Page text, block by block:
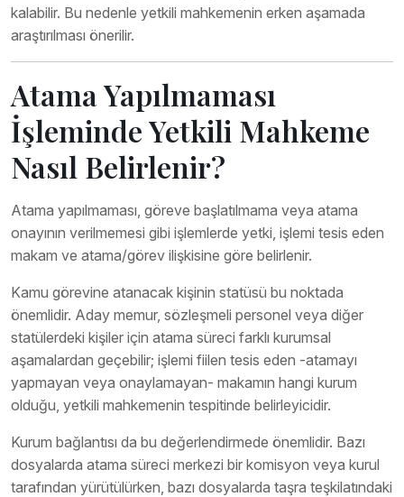
kalabilir. Bu nedenle yetkili mahkemenin erken aşamada
araştırılması önerilir.
Atama Yapılmaması
İşleminde Yetkili Mahkeme
Nasıl Belirlenir?
Atama yapılmaması, göreve başlatılmama veya atama
onayının verilmemesi gibi işlemlerde yetki, işlemi tesis eden
makam ve atama/görev ilişkisine göre belirlenir.
Kamu görevine atanacak kişinin statüsü bu noktada
önemlidir. Aday memur, sözleşmeli personel veya diğer
statülerdeki kişiler için atama süreci farklı kurumsal
aşamalardan geçebilir; işlemi fiilen tesis eden -atamayı
yapmayan veya onaylamayan- makamın hangi kurum
olduğu, yetkili mahkemenin tespitinde belirleyicidir.
Kurum bağlantısı da bu değerlendirmede önemlidir. Bazı
dosyalarda atama süreci merkezi bir komisyon veya kurul
tarafından yürütülürken, bazı dosyalarda taşra teşkilatındaki